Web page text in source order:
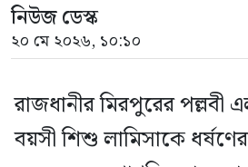
নিউজ ডেস্ক
২০ মে ২০২৬, ১০:১০
রাজধানীর মিরপুরের পল্লবী
বয়সী শিশু লামিসাকে